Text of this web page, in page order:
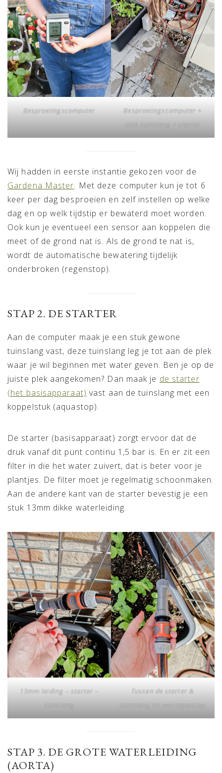
Besproeiingscomputer
Besproeiingscomputer +
stuk tuinslang + starter
Wij hadden in eerste instantie gekozen voor de
Gardena Master. Met deze computer kun je tot 6
keer per dag besproeien en zelf instellen op welke
dag en op welk tijdstip er bewaterd moet worden.
Ook kun je eventueel een sensor aan koppelen die
meet of de grond nat is. Als de grond te nat is,
wordt de automatische bewatering tijdelijk
onderbroken (regenstop).
STAP 2. DE STARTER
Aan de computer maak je een stuk gewone
tuinslang vast, deze tuinslang leg je tot aan de plek
waar je wil beginnen met water geven. Ben je op de
juiste plek aangekomen? Dan maak je de starter
(het basisapparaat) vast aan de tuinslang met een
koppelstuk (aquastop).
De starter (basisapparaat) zorgt ervoor dat de
druk vanaf dit punt continu 1,5 bar is. En er zit een
filter in die het water zuivert, dat is beter voor je
plantjes. De filter moet je regelmatig schoonmaken.
Aan de andere kant van de starter bevestig je een
stuk 13mm dikke waterleiding.
13mm leiding – starter –
tuinslang
Tussen de starter &
tuinslang zit een aquastop
STAP 3. DE GROTE WATERLEIDING
(AORTA)